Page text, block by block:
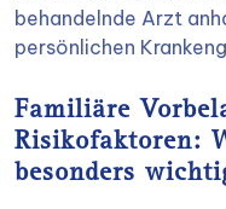
behandelnde Arzt
persönlichen
Familiäre
Risikofaktoren:
besonders